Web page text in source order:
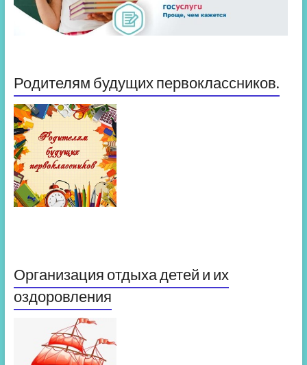
Родителям будущих первоклассников.
Организация отдыха детей и их
оздоровления